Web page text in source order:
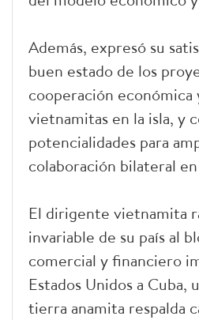
Además, expresó su
buen estado de los
cooperación económica
vietnamitas en la isla, y
potencialidades para
colaboración bilateral
El dirigente vietnamita
invariable de su país al
comercial y financiero
Estados Unidos a Cuba,
tierra anamita respalda